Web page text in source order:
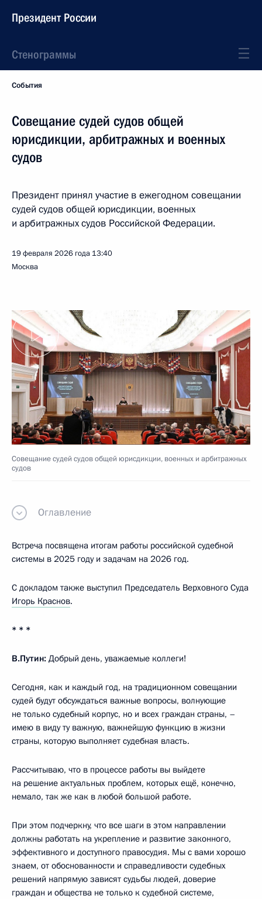
Президент России
Стенограммы
События
Совещание судей судов общей
юрисдикции, арбитражных и военных
судов
Президент принял участие в ежегодном совещании
судей судов общей юрисдикции, военных
и арбитражных судов Российской Федерации.
19 февраля 2026 года 13:40
Москва
Совещание судей судов общей юрисдикции, военных и арбитражных
судов
Оглавление
Встреча посвящена итогам работы российской судебной
системы в 2025 году и задачам на 2026 год.
С докладом также выступил Председатель Верховного Суда
Игорь Краснов.
* * *
В.Путин: Добрый день, уважаемые коллеги!
Сегодня, как и каждый год, на традиционном совещании
судей будут обсуждаться важные вопросы, волнующие
не только судебный корпус, но и всех граждан страны, –
имею в виду ту важную, важнейшую функцию в жизни
страны, которую выполняет судебная власть.
Рассчитываю, что в процессе работы вы выйдете
на решение актуальных проблем, которых ещё, конечно,
немало, так же как в любой большой работе.
При этом подчеркну, что все шаги в этом направлении
должны работать на укрепление и развитие законного,
эффективного и доступного правосудия. Мы с вами хорошо
знаем, от обоснованности и справедливости судебных
решений напрямую зависят судьбы людей, доверие
граждан и общества не только к судебной системе,